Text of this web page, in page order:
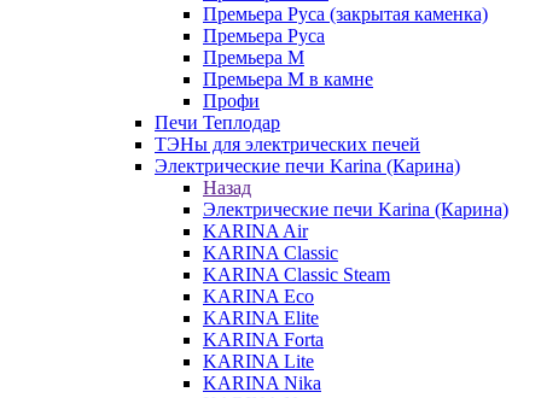
Премьера Руса (закрытая каменка)
Премьера Руса
Премьера М
Премьера М в камне
Профи
Печи Теплодар
ТЭНы для электрических печей
Электрические печи Karina (Карина)
Назад
Электрические печи Karina (Карина)
KARINA Air
KARINA Classic
KARINA Classic Steam
KARINA Eco
KARINA Elite
KARINA Forta
KARINA Lite
KARINA Nika